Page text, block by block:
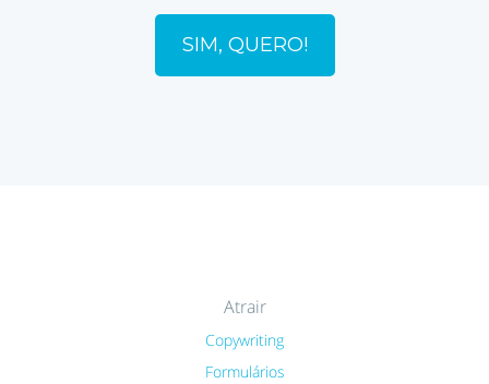
SIM, QUERO!
Atrair
Copywriting
Formulários